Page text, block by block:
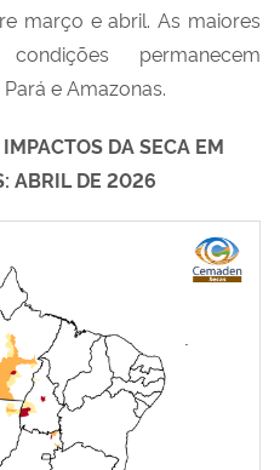
março e abril. As maiores
permanecem
eAmazonas.
DA SECA EM
ABRIL DE 2026